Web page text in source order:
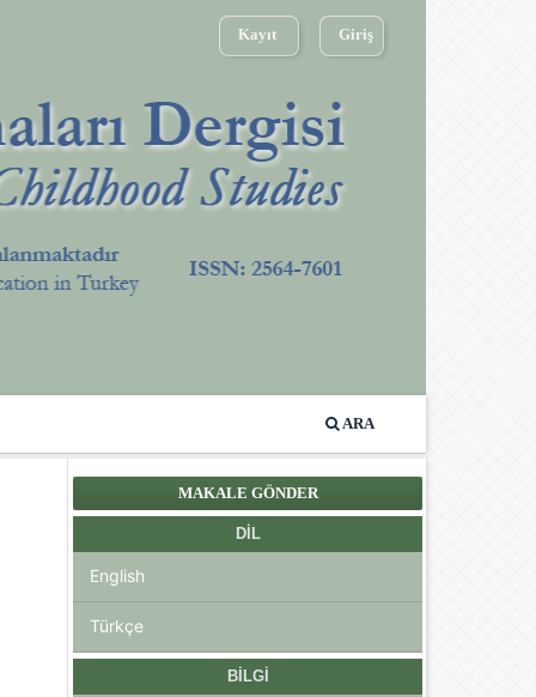
ARA
Kayıt Giriş
MAKALE GÖNDER
DIL
English
Türkçe
BILGI